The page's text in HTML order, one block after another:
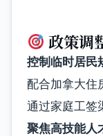
政策调
控制临时居民
配合加拿大住
通过家庭工签
聚焦高技能人